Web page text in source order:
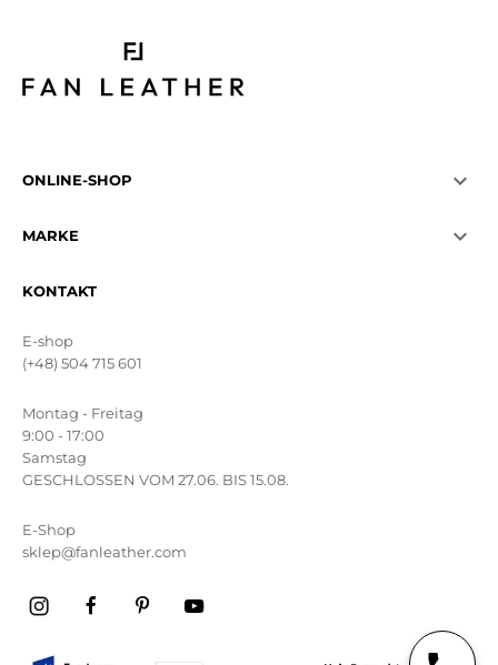
ONLINE-SHOP 
MARKE 
KONTAKT
E-shop
(+48) 504 715 601
Montag - Freitag
9:00 - 17:00
Samstag
GESCHLOSSEN VOM 27.06. BIS 15.08.
E-Shop
sklep@fanleather.com